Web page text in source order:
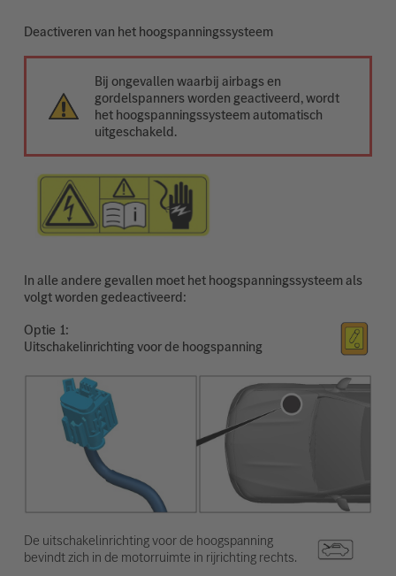
Deactiveren van het hoogspanningssysteem
Bij ongevallen waarbij airbags en
gordelspanners worden geactiveerd, wordt
het hoogspanningssysteem automatisch
uitgeschakeld.
In alle andere gevallen moet het hoogspanningssysteem als
volgt worden gedeactiveerd:
Optie
Uitschakelinrichting voor de hoogspanning
De uitschakelinrichting voor de hoogspanning
bevindt zich in de motorruimte in rijrichting rechts.